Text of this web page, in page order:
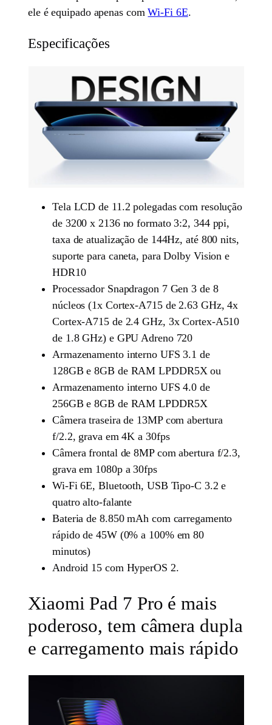
ele é equipado apenas comWi-Fi 6E.
Especificações
Tela LCD de 11.2 polegadas com resolução
de 3200 x 2136 no formato 3:2, 344 ppi,
taxa de atualização de 144Hz, até 800 nits,
suporte para caneta, para Dolby Vision e
HDR10
Processador Snapdragon 7 Gen 3 de 8
núcleos (1x Cortex-A715 de 2.63 GHz, 4x
Cortex-A715 de 2.4 GHz, 3x Cortex-A510
de 1.8 GHz) e GPU Adreno 720
Armazenamento interno UFS 3.1 de
128GB e 8GB de RAM LPDDR5X ou
Armazenamento interno UFS 4.0 de
256GB e 8GB de RAM LPDDR5X
Câmera traseira de 13MP com abertura
f/2.2, grava em 4K a 30fps
Câmera frontal de 8MP com abertura f/2.3,
grava em 1080p a 30fps
Wi-Fi 6E, Bluetooth, USB Tipo-C 3.2 e
quatro alto-falante
Bateria de 8.850 mAh com carregamento
rápido de 45W (0% a 100% em 80
minutos)
Android 15 com HyperOS 2.
Xiaomi Pad 7 Pro é mais
poderoso, tem câmera dupla
e carregamento mais rápido